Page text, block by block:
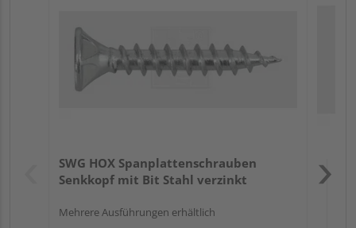
SWG HOX Spanplattenschrauben
Senkkopf mit Bit Stahl verzinkt
Mehrere Ausführungen erhältlich